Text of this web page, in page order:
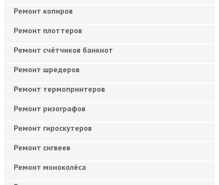
Ремонт копиров
Ремонт плоттеров
Ремонт счётчиков банкнот
Ремонт шредеров
Ремонт термопринтеров
Ремонт ризографов
Ремонт гироскутеров
Ремонт сигвеев
Ремонт моноколёса